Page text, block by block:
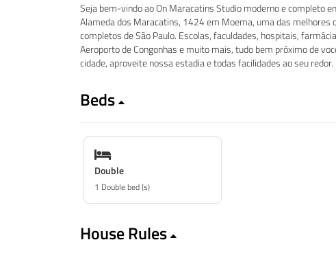
Seja bem-vindo ao On Maracatins Studio moderno e completo
Alameda dos Maracatins, 1424 em Moema, uma das melhores
completos de São Paulo. Escolas, faculdades, hospitais,
Aeroporto de Congonhas e muito mais, tudo bem próximo de
cidade, aproveite nossa estadia e todas facilidades ao seu redor.
Beds
Double
1 Double bed (s)
House Rules